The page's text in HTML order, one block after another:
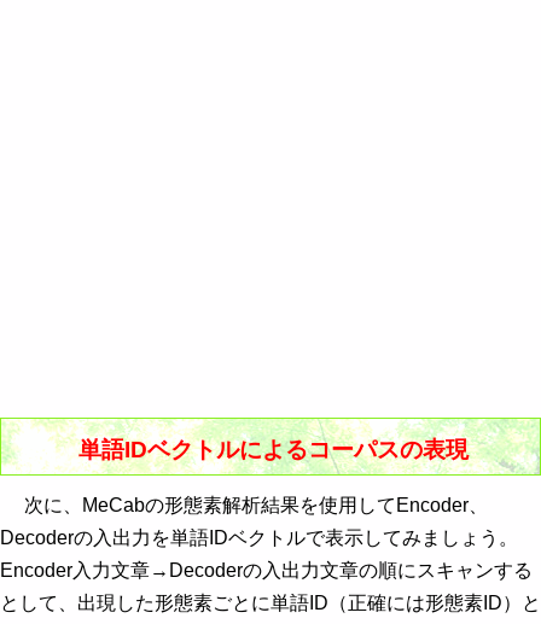
単語IDベクトルによるコーパスの表現
次に、MeCabの形態素解析結果を使用してEncoder、
Decoderの入出力を単語IDベクトルで表示してみましょう。
Encoder入力文章→Decoderの入出力文章の順にスキャンする
として、出現した形態素ごとに単語ID（正確には形態素ID）と